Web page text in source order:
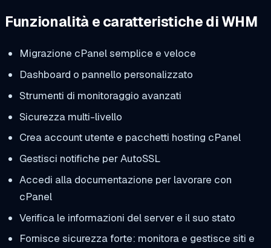
Funzionalità e caratteristiche di WHM
Migrazione cPanel semplice e veloce
Dashboard o pannello personalizzato
Strumenti di monitoraggio avanzati
Sicurezza multi-livello
Crea account utente e pacchetti hosting cPanel
Gestisci notifiche per AutoSSL
Accedi alla documentazione per lavorare con
cPanel
Verifica le informazioni del server e il suo stato
Fornisce sicurezza forte: monitora e gestisce siti e